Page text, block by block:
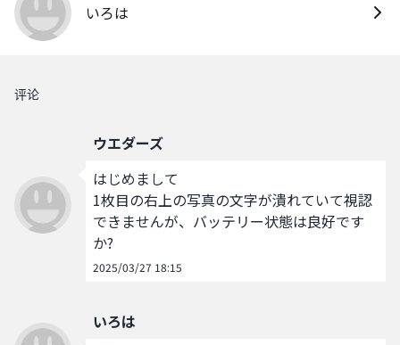
いろは
评论
ウエダーズ
はじめまして
1枚目の右上の写真の文字が潰れていて視認
できませんが、バッテリー状態は良好です
か?
2025/03/27 18:15
いろは